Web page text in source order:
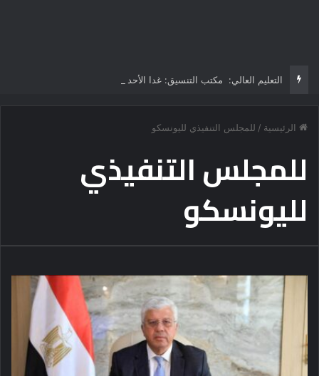
الرئيسية / للمجلس التنفيذي لليونسكو
للمجلس التنفيذي
لليونسكو